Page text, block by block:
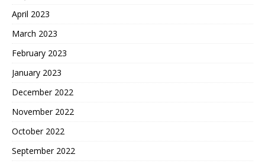
April 2023
March 2023
February 2023
January 2023
December 2022
November 2022
October 2022
September 2022